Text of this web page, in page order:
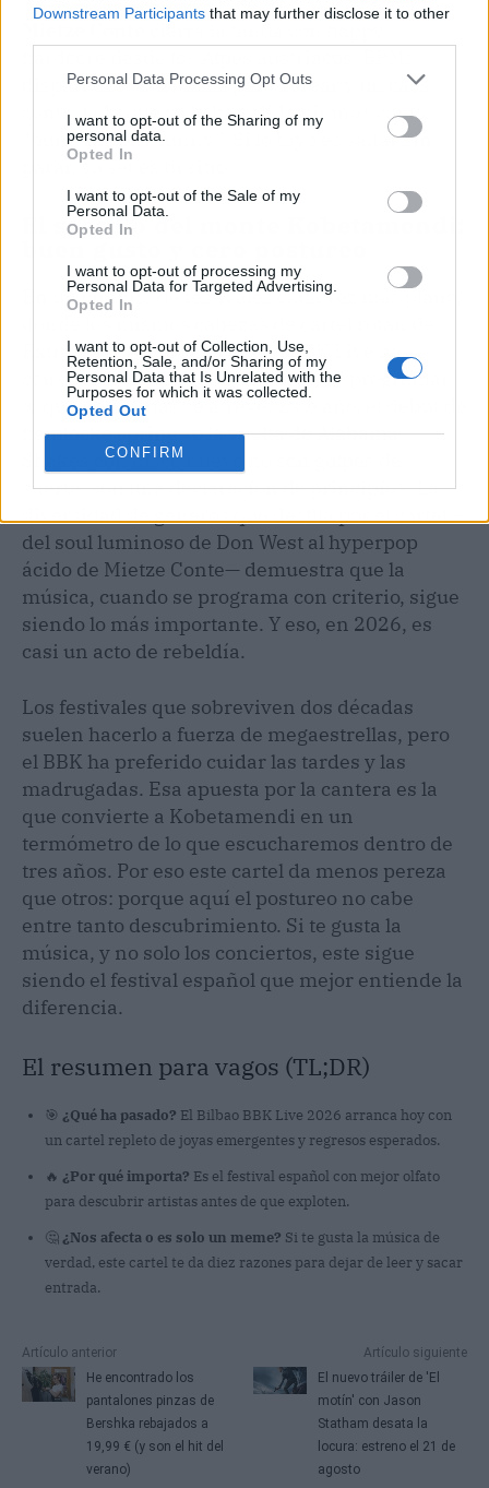
Downstream Participants that may further disclose it to other
Personal Data Processing Opt Outs
I want to opt-out of the Sharing of my
personal data.
Opted In
I want to opt-out of the Sale of my
Personal Data.
Opted In
I want to opt-out of processing my
Personal Data for Targeted Advertising.
Opted In
I want to opt-out of Collection, Use,
Retention, Sale, and/or Sharing of my
Personal Data that Is Unrelated with the
Purposes for which it was collected.
Opted Out
CONFIRM
cierra la tanda con happy
disparados, estribillos para corear y un caos
controlado que ya le ha valido himnos como
“bunnybunnybunny”. Si lo tuyo es saltar sin
parar, su set es tu sitio.
El secreto del monte Kobetamendi:
buen gusto y cero postureo
En un circuito de festivales cada vez más plano,
Extremadura a Benidorm, el BBK Live ha
construido su reputación a base de programar
lo que nadie más se atreve. Este año, el debut de
hemlocke springs o la vuelta de Alabama
Shakes con disco nuevo no son golpes de
suerte: son una declaración de principios. La
diversidad de géneros que desfila por el cartel —
del soul luminoso de Don West al hyperpop
ácido de Mietze Conte— demuestra que la
música, cuando se programa con criterio, sigue
siendo lo más importante. Y eso, en 2026, es
casi un acto de rebeldía.
Los festivales que sobreviven dos décadas
suelen hacerlo a fuerza de megaestrellas, pero
el BBK ha preferido cuidar las tardes y las
madrugadas. Esa apuesta por la cantera es la
que convierte a Kobetamendi en un
termómetro de lo que escucharemos dentro de
tres años. Por eso este cartel da menos pereza
que otros: porque aquí el postureo no cabe
entre tanto descubrimiento. Si te gusta la
música, y no solo los conciertos, este sigue
siendo el festival español que mejor entiende la
diferencia.
El resumen para vagos (TL;DR)
🎯 ¿Qué ha pasado? El Bilbao BBK Live 2026 arranca hoy con
un cartel repleto de joyas emergentes y regresos esperados.
🔥 ¿Por qué importa? Es el festival español con mejor olfato
para descubrir artistas antes de que exploten.
🤔¿Nos afecta o es solo un meme? Si te gusta la música de
verdad, este cartel te da diez razones para dejar de leer y sacar
entrada.
Artículo anterior
He encontrado los
pantalones pinzas de
Bershka rebajados a
19,99 € (y son el hit del
verano)
Artículo siguiente
El nuevo tráiler de 'El
motín' con Jason
Statham desata la
locura: estreno el 21 de
agosto